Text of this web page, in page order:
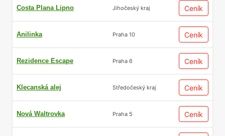
Costa Plana Lipno Jihočeský kraj Ceník
Anilinka Praha 10 Ceník
Rezidence Escape Praha 6 Ceník
Klecanská alej Středočeský kraj Ceník
Nová Waltrovka Praha 5 Ceník